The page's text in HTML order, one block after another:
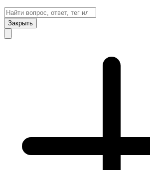
Закрыть